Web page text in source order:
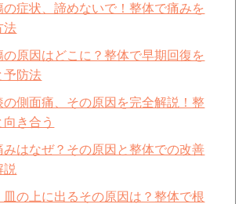
の症状、諦めないで！整体で痛みを
法
の原因はどこに？整体で早期回復を
予防法
の側面痛、その原因を完全解説！整
き合う
みはなぜ？その原因と整体での改善
説
皿の上に出るその原因は？整体で根